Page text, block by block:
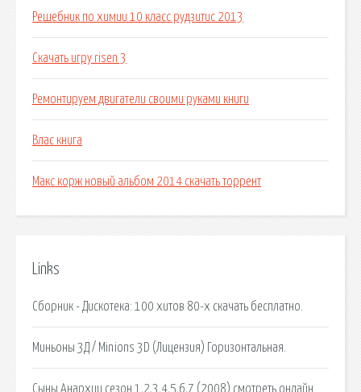
Решебник по химии 10 класс рудзитис 2013
Скачать игру risen 3
Ремонтируем двигатели своими руками книги
Влас книга
Макс корж новый альбом 2014 скачать торрент
Links
Сборник - Дискотека: 100 хитов 80-х скачать бесплатно.
Миньоны 3Д / Minions 3D (Лицензия) Горизонтальная.
Сыны Анархии сезон 1,2,3,4,5,6,7 (2008) смотреть онлайн.